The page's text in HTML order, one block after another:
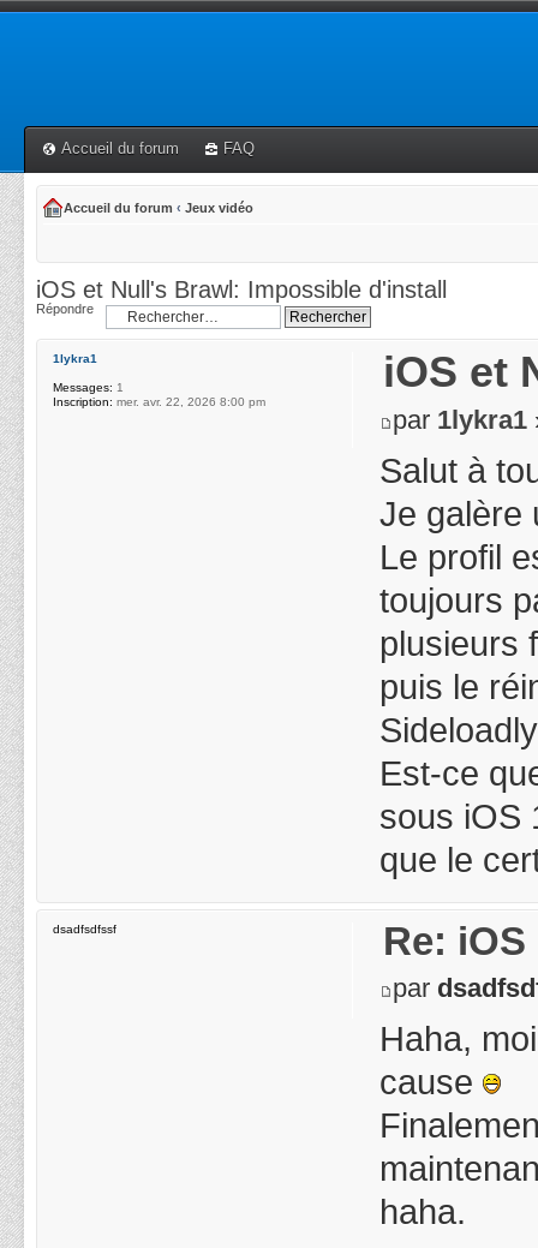
Accueil du forum FAQ
Accueil du forum ‹ Jeux vidéo
iOS et Null's Brawl: Impossible d'install
Répondre
iOS et
par 1lykra1
Salut à
Je galère
Le profil
toujours
plusieurs
puis le
Est-ce
sous iOS
que le
1lykra1
Messages: 1
Inscription: mer. avr. 22, 2026 8:00 pm
Re:
par
Haha,
cause
haha.
dsadfsdfssf